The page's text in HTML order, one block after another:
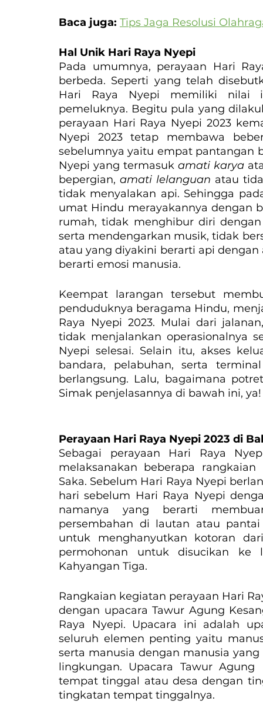
Baca juga: Tips Jaga Resolusi
Hal Unik Hari Raya Nyepi
Pada umumnya, perayaan Hari
berbeda. Seperti yang telah
Hari Raya Nyepi memiliki nilai
pemeluknya. Begitu pula yang
perayaan Hari Raya Nyepi 2023
Nyepi 2023 tetap membawa
sebelumnya yaitu empat pantangan
Nyepi yang termasuk amati karya
bepergian, amati lelanguan atau
tidak menyalakan api. Sehingga
umat Hindu merayakannya dengan
rumah, tidak menghibur diri
serta mendengarkan musik, tidak
atau yang diyakini berarti api
berarti emosi manusia.
Keempat larangan tersebut
penduduknya beragama Hindu,
Raya Nyepi 2023. Mulai dari
tidak menjalankan operasionalnya
Nyepi selesai. Selain itu, akses
bandara, pelabuhan, serta
berlangsung. Lalu, bagaimana
Simak penjelasannya di bawah ini, ya!
Perayaan Hari Raya Nyepi 2023 di
Sebagai perayaan Hari Raya
melaksanakan beberapa
Saka. Sebelum Hari Raya Nyepi
hari sebelum Hari Raya Nyepi
namanya yang berarti
persembahan di lautan atau
untuk menghanyutkan kotoran
permohonan untuk disucikan ke
Kahyangan Tiga.
Rangkaian kegiatan perayaan Hari
dengan upacara Tawur Agung
Raya Nyepi. Upacara ini adalah
seluruh elemen penting yaitu
serta manusia dengan manusia
lingkungan. Upacara Tawur
tempat tinggal atau desa dengan
tingkatan tempat tinggalnya.